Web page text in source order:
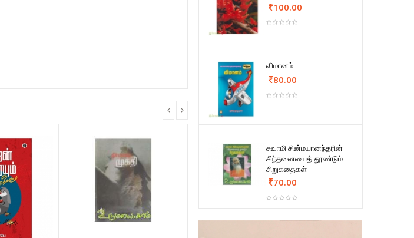
100.00
விமானம்
80.00
சுவாமி சின்மயானந்தரின்
சிந்தனையைத் தூண்டும்
சிறுகதைகள்
70.00